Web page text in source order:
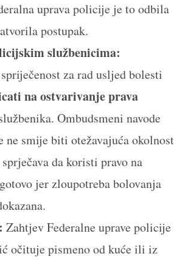
uprava policije je to odbila
postupak.
službenicima:
za rad usljed bolesti
na ostvarivanje prava
Ombudsmeni navode
ne smije biti otežavajuća okolnost
da koristi pravo na
jer zloupotreba bolovanja
Zahtjev Federalne uprave policije
očituje pismeno od kuće ili iz